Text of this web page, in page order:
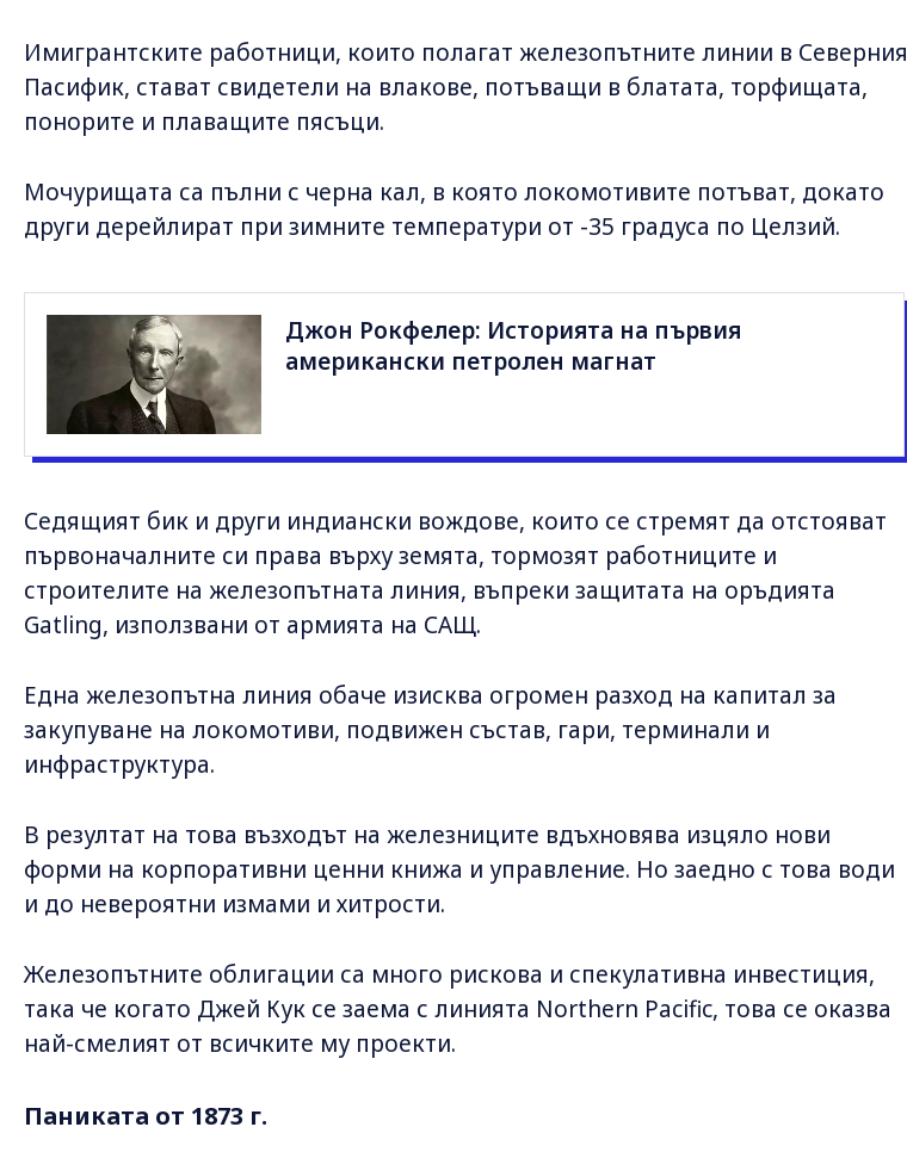
Имигрантските работници, които полагат железопътните линии в Северния
Пасифик, стават свидетели на влакове, потъващи в блатата, торфищата,
понорите и плаващите пясъци.
Мочурищата са пълни с черна кал, в която локомотивите потъват, докато
други дерейлират при зимните температури от -35 градуса по Целзий.
Джон Рокфелер: Историята на първия
американски петролен магнат
Седящият бик и други индиански вождове, които се стремят да отстояват
първоначалните си права върху земята, тормозят работниците и
строителите на железопътната линия, въпреки защитата на оръдията
Gatling, използвани от армията на САЩ.
Една железопътна линия обаче изисква огромен разход на капитал за
закупуване на локомотиви, подвижен състав, гари, терминали и
инфраструктура.
В резултат на това възходът на железниците вдъхновява изцяло нови
форми на корпоративни ценни книжа и управление. Но заедно с това води
и до невероятни измами и хитрости.
Железопътните облигации са много рискова и спекулативна инвестиция,
така че когато Джей Кук се заема с линията Northern Pacific, това се оказва
най-смелият от всичките му проекти.
Паниката от 1873 г.